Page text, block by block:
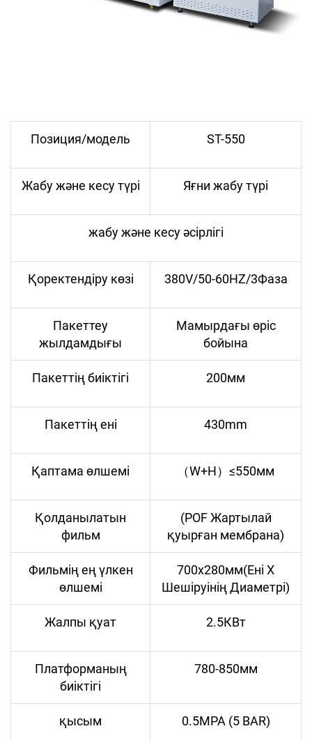
Позиция/модель ST-550
Жабу және кесу түрі Яғни жабу түрі
жабу және кесу әсірлігі
Қоректендіру көзі 380V/50-60HZ/3Фаза
Пакеттеу
жылдамдығы
Мамырдағы өріс
бойына
Пакеттің биіктігі 200мм
Пакеттің ені 430mm
Қаптама өлшемі （W+H）≤550мм
Қолданылатын
фильм
(POF Жартылай
қуырған мембрана)
Фильмің ең үлкен
өлшемі
700x280мм(Ені X
Шешіруінің Диаметрі)
Жалпы қуат 2.5КВт
Платформаның
биіктігі
780-850мм
қысым 0.5MPA (5 BAR)